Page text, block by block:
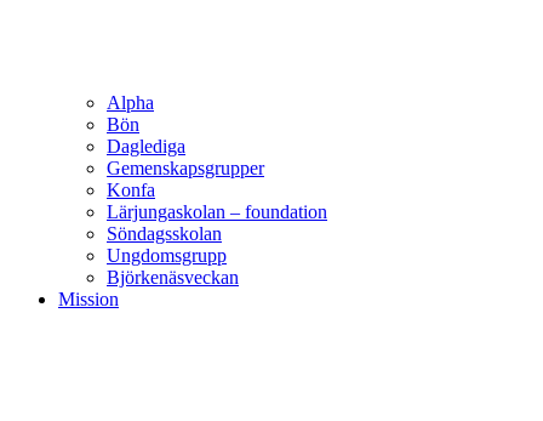
Alpha
Bön
Daglediga
Gemenskapsgrupper
Konfa
Lärjungaskolan – foundation
Söndagsskolan
Ungdomsgrupp
Björkenäsveckan
Mission